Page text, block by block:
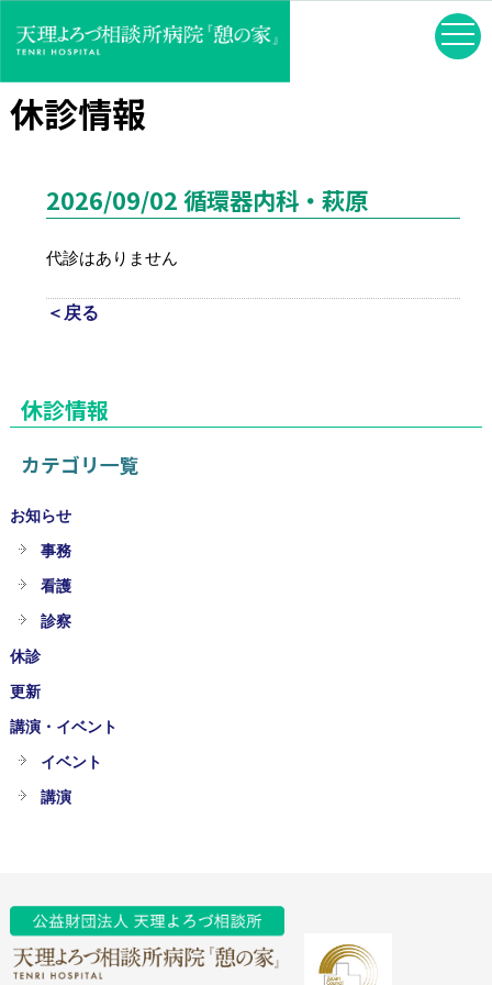
休診情報
2026/09/02 循環器内科・萩原
代診はありません
＜戻る
休診情報
カテゴリ一覧
お知らせ
事務
看護
診察
休診
更新
講演・イベント
イベント
講演